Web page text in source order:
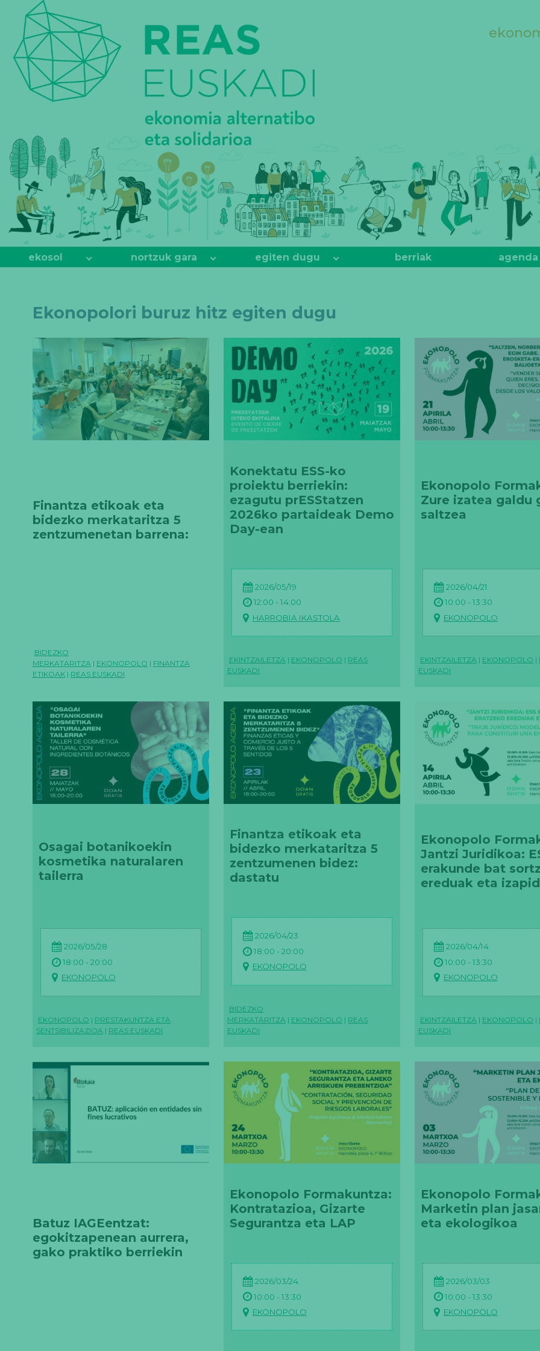
REAS
EUSKADI
ekosol nortzuk gara egiten dugu berriak agenda
Ekonopolori buruz hitz egiten dugu
Finantza etikoak eta
bidezko merkataritza 5
zentzumenetan barrena:
BIDEZKO
MERKATARITZA | EKONOPOLO | FINANTZA
ETIKOAK | REAS EUSKADI
Konektatu ESS-ko
proiektu berriekin:
ezagutu prESStatzen
2026ko partaideak Demo
Day-ean
2026/05/19
12:00 - 14:00
HARROBIA IKASTOLA
EKINTZAILETZA | EKONOPOLO | REAS
EUSKADI
Ekonopolo
Zure izatea galdu
saltzea
2026/04/21
10:00 - 13:30
EKONOPOLO
EKINTZAILETZA | EKONOPOLO |
EUSKADI
Osagai botanikoekin
kosmetika naturalaren
tailerra
2026/05/28
18:00 - 20:00
EKONOPOLO
EKONOPOLO | PRESTAKUNTZA ETA
SENTSIBILIZAZIOA | REAS EUSKADI
Finantza etikoak eta
bidezko merkataritza 5
zentzumenen bidez:
dastatu
2026/04/23
18:00 - 20:00
EKONOPOLO
BIDEZKO
MERKATARITZA | EKONOPOLO | REAS
EUSKADI
Ekonopolo
Jantzi Juridikoa:
erakunde bat
ereduak eta
2026/04/14
10:00 - 13:30
EKONOPOLO
EKINTZAILETZA | EKONOPOLO |
EUSKADI
Batuz IAGEentzat:
egokitzapenean aurrera,
gako praktiko berriekin
Ekonopolo Formakuntza:
Kontratazioa, Gizarte
Segurantza eta LAP
2026/03/24
10:00 - 13:30
EKONOPOLO
Ekonopolo
Marketin plan
eta ekologikoa
2026/03/03
10:00 - 13:30
EKONOPOLO